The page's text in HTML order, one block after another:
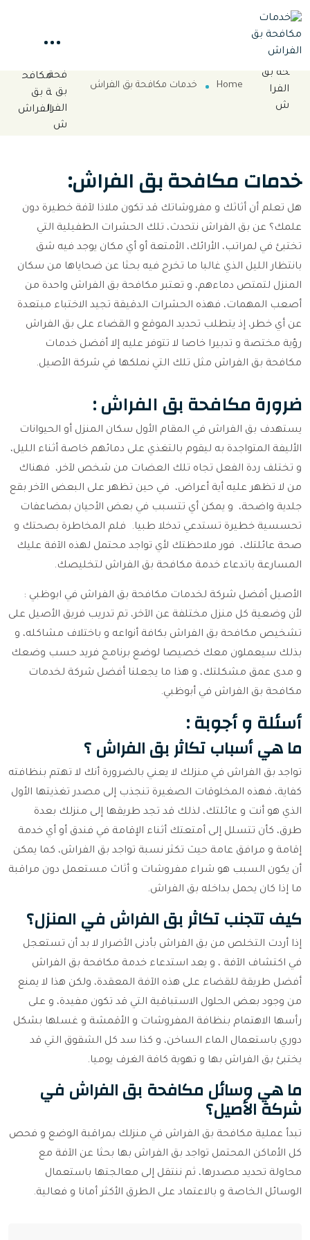
خدمات مكافحة بق الفراش
Home خدمات مكافحة بق الفراش
خدمات مكافحة بق الفراش:
هل تعلم أن أثاثك و مفروشاتك قد تكون ملاذا لآفة خطيرة دون
علمك؟ عن بق الفراش نتحدث، تلك الحشرات الطفيلية التي
تختبئ في لمراتب، الأرائك، الأمتعة أو أي مكان يوجد فيه شق
بانتظار الليل الذي غالبا ما تخرج فيه بحثا عن ضحاياها من سكان
المنزل لتمتص دماءهم، و تعتبر مكافحة بق الفراش واحدة من
أصعب المهمات، فهذه الحشرات الدقيقة تجيد الاختباء مبتعدة
عن أي خطر، إذ يتطلب تحديد الموقع و القضاء على بق الفراش
رؤية مختصة و تدبيرا خاصا لا تتوفر عليه إلا أفضل خدمات
مكافحة بق الفراش مثل تلك التي نملكها في شركة الأصيل.
ضرورة مكافحة بق الفراش :
يستهدف بق الفراش في المقام الأول سكان المنزل أو الحيوانات
الأليفة المتواجدة به ليقوم بالتغذي على دمائهم خاصة أثناء الليل،
و تختلف ردة الفعل تجاه تلك العضات من شخص لآخر، فهناك
من لا تظهر عليه أية أعراض، في حين تظهر على البعض الآخر بقع
جلدية واضحة، و يمكن أي تتسبب في بعض الأحيان بمضاعفات
تحسسية خطيرة تستدعي تدخلا طبيا. فلم المخاطرة بصحتك و
صحة عائلتك، فور ملاحظتك لأي تواجد محتمل لهذه الآفة عليك
المسارعة باتدعاء خدمة مكافحة بق الفراش لتخليصك.
الأصيل أفضل شركة لخدمات مكافحة بق الفراش في ابوظبي :
لأن وضعية كل منزل مختلفة عن الآخر، تم تدريب فريق الأصيل على
تشخيص مكافحة بق الفراش بكافة أنواعه و باختلاف مشاكله، و
بذلك سيعملون معك خصيصا لوضع برنامج فريد حسب وضعك
و مدى عمق مشكلتك، و هذا ما يجعلنا أفضل شركة لخدمات
مكافحة بق الفراش في أبوظبي.
أسئلة و أجوبة :
ما هي أسباب تكاثر بق الفراش ؟
تواجد بق الفراش في منزلك لا يعني بالضرورة أنك لا تهتم بنظافته
كفاية، فهذه المخلوقات الصغيرة تنجذب إلى مصدر تغذيتها الأول
الذي هو أنت و عائلتك، لذلك قد تجد طريقها إلى منزلك بعدة
طرق، كأن تتسلل إلى أمتعتك أثناء الإقامة في فندق أو أي خدمة
إقامة و مرافق عامة حيث تكثر نسبة تواجد بق الفراش، كما يمكن
أن يكون السبب هو شراء مفروشات و أثاث مستعمل دون مراقبة
ما إذا كان يحمل بداخله بق الفراش.
كيف تتجنب تكاثر بق الفراش في المنزل؟
إذا أردت التخلص من بق الفراش بأدنى الأضرار لا بد أن تستعجل
في اكتشاف الآفة ، و يعد استدعاء خدمة مكافحة بق الفراش
أفضل طريقة للقضاء على هذه الآفة المعقدة، ولكن هذا لا يمنع
من وجود بعض الحلول الاستباقية التي قد تكون مفيدة، و على
رأسها الاهتمام بنظافة المفروشات و الأقمشة و غسلها بشكل
دوري باستعمال الماء الساخن، و كذا سد كل الشقوق التي قد
يختبئ بق الفراش بها و تهوية كافة الغرف يوميا.
ما هي وسائل مكافحة بق الفراش في
شركة الأصيل؟
تبدأ عملية مكافحة بق الفراش في منزلك بمراقبة الوضع و فحص
كل الأماكن المحتمل تواجد بق الفراش بها بحثا عن الآفة مع
محاولة تحديد مصدرها، ثم ننتقل إلى معالجتها باستعمال
الوسائل الخاصة و بالاعتماد على الطرق الأكثر أمانا و فعالية.